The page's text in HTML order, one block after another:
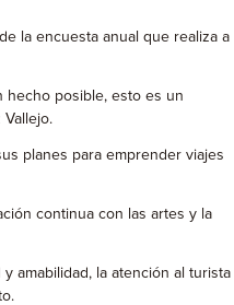
la encuesta anual que realiza a
hecho posible, esto es un
planes para emprender viajes
continua con las artes y la
amabilidad, la atención al turista